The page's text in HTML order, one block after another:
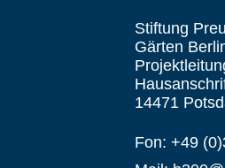
Stiftung
Gärten
14471
Fon: +49